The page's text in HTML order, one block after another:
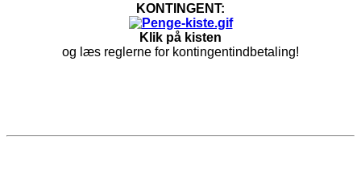
KONTINGENT:
Klik på kisten
og læs reglerne for kontingentindbetaling!